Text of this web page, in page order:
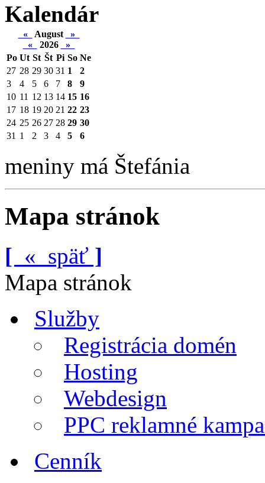
Kalendár
« August
»
«
2026
»
Po Ut St Št Pi So Ne
27 28 29 30 31 1
2
3
4 5 6 7 8
9
10 11 12 13 14 15 16
17 18 19 20 21 22 23
24 25 26 27 28 29 30
31 1 2 3 4 5 6
meniny má Štefánia
Mapa stránok
[ « späť ]
Mapa stránok
Služby
Registrácia domén
Hosting
Webdesign
PPC reklamné
Cenník